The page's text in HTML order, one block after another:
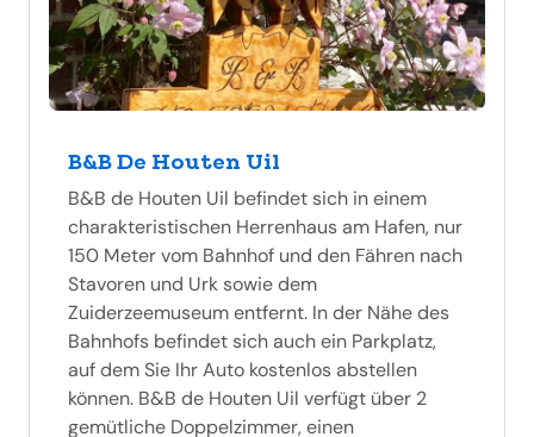
B&B De Houten Uil
B&B de Houten Uil befindet sich in einem
charakteristischen Herrenhaus am Hafen, nur
150 Meter vom Bahnhof und den Fähren nach
Stavoren und Urk sowie dem
Zuiderzeemuseum entfernt. In der Nähe des
Bahnhofs befindet sich auch ein Parkplatz,
auf dem Sie Ihr Auto kostenlos abstellen
können. B&B de Houten Uil verfügt über 2
gemütliche Doppelzimmer, einen